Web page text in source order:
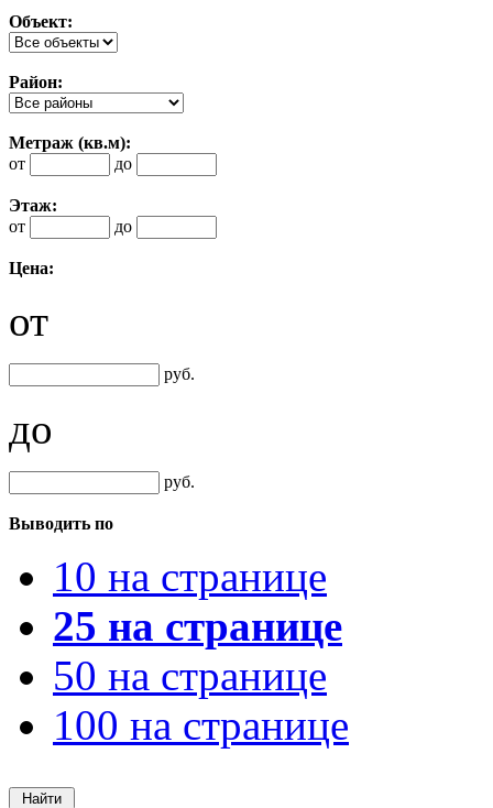
Объект:
Район:
Метраж (кв.м):
от
до
Этаж:
от
до
Цена:
от
руб.
до
руб.
Выводить по
10 на странице
25 на странице
50 на странице
100 на странице